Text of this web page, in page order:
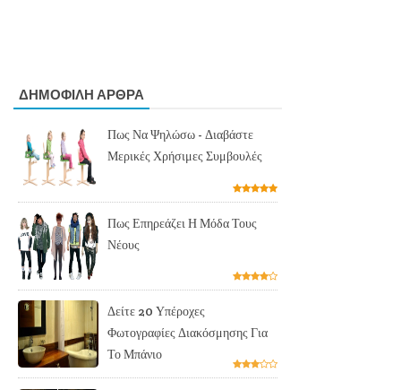
ΔΗΜΟΦΙΛΗ ΑΡΘΡΑ
Πως Να Ψηλώσω - Διαβάστε
Μερικές Χρήσιμες Συμβουλές
Πως Επηρεάζει Η Μόδα Τους
Νέους
Δείτε 20 Υπέροχες
Φωτογραφίες Διακόσμησης Για
Το Μπάνιο